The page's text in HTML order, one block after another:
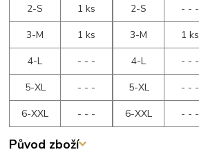
2-S
1 ks
3-M
1 ks
4-L
- - -
5-XL
- - -
6-XXL
- - -
2-S
- - -
3-M
1 ks
4-L
- - -
5-XL
- - -
6-XXL
- - -
Původ zboží